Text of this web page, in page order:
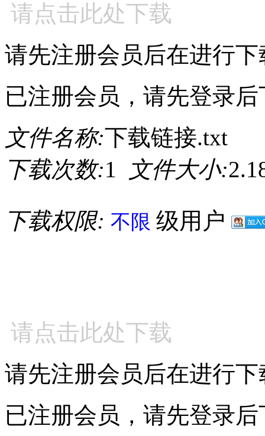
请点击此处下载
请先注册会员后在进行下
已注册会员，请先登录后
文件名称:下载链接.txt
下载次数:1 文件大小:
下载权限: 不限 级用户
请点击此处下载
请先注册会员后在进行下
已注册会员，请先登录后